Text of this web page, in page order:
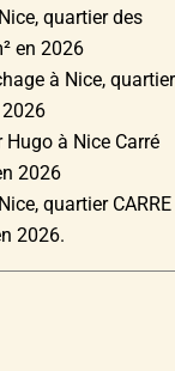
quartier des
en 2026
à Nice, quartier
2026
à Nice Carré
2026
quartier CARRE
2026.